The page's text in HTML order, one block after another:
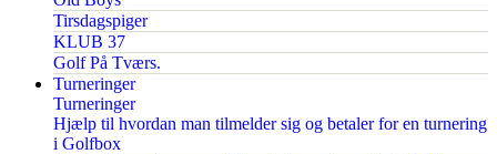
Tirsdagspiger
KLUB 37
Golf På Tværs.
Turneringer
Turneringer
Hjælp til hvordan man tilmelder sig og betaler for en turnering
i Golfbox